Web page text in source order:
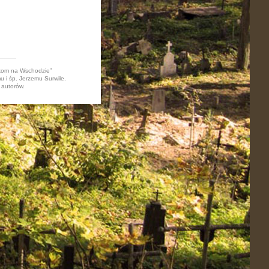
na Wschodzie”
i śp. Jerzemu Surwile.